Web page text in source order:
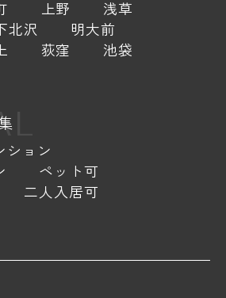
上野
浅草
北沢
明大前
荻窪
池袋
ション
ペット可
二人入居可